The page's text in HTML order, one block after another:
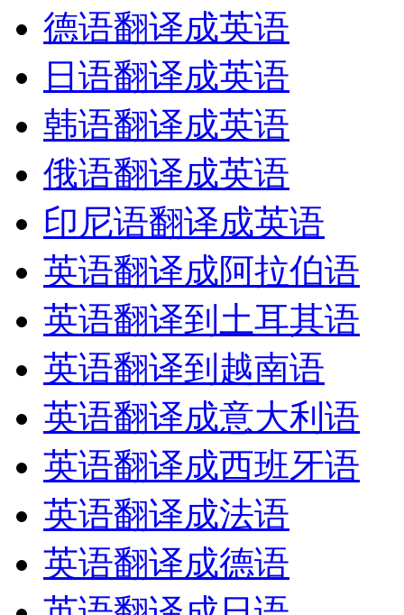
德语翻译成英语
日语翻译成英语
韩语翻译成英语
俄语翻译成英语
印尼语翻译成英语
英语翻译成阿拉伯语
英语翻译到土耳其语
英语翻译到越南语
英语翻译成意大利语
英语翻译成西班牙语
英语翻译成法语
英语翻译成德语